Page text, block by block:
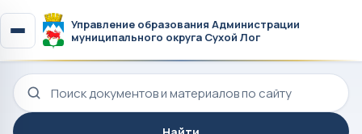
Управление образования Администрации
муниципального округа Сухой Лог
Поиск по сайту